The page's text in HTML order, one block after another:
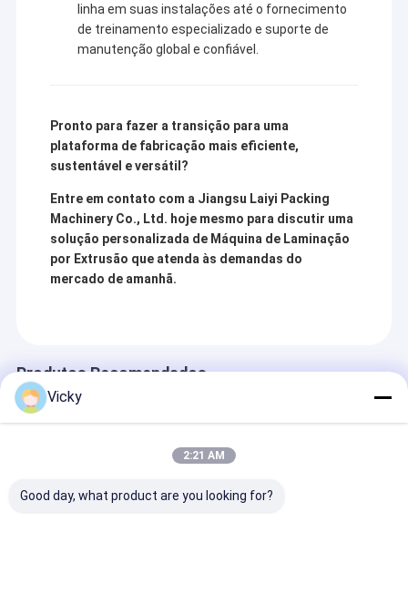
linha em suas instalações até o fornecimento
de treinamento especializado e suporte de
manutenção global e confiável.
Pronto para fazer a transição para uma
plataforma de fabricação mais eficiente,
sustentável e versátil?
Entre em contato com a Jiangsu Laiyi Packing
Machinery Co., Ltd. hoje mesmo para discutir uma
solução personalizada de Máquina de Laminação
por Extrusão que atenda às demandas do
mercado de amanhã.
Produtos Recomendados
Vicky
2:21 AM
Good day, what product are you looking for?